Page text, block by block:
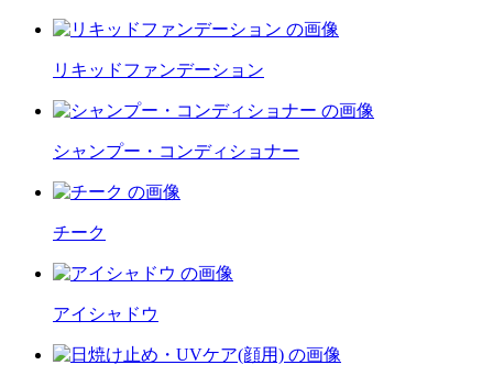
リキッドファンデーション
シャンプー・コンディショナー
チーク
アイシャドウ